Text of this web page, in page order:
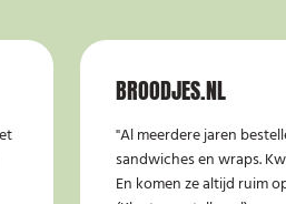
BROODJES.NL
"Al meerdere jaren
sandwiches en wraps.
En komen ze altijd ruim